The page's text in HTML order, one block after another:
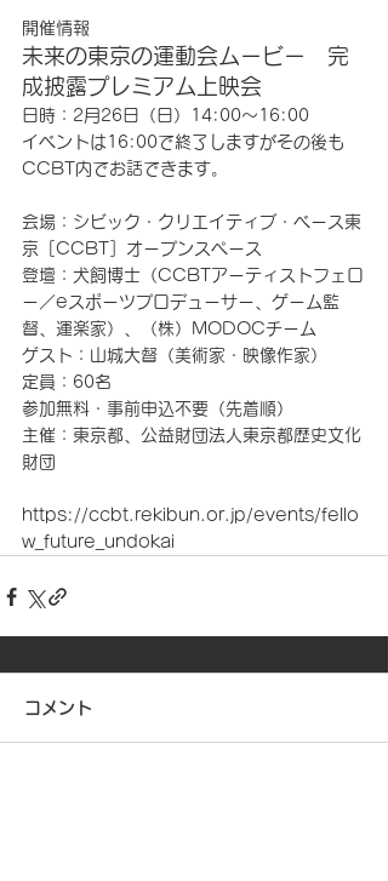
開催情報
未来の東京の運動会ムービー　完
成披露プレミアム上映会
日時：2月26日（日）14:00〜16:00
イベントは16:00で終了しますがその後も
CCBT内でお話できます。
会場：シビック・クリエイティブ・ベース東
京［CCBT］オープンスペース
登壇：犬飼博士（CCBTアーティストフェロ
ー／eスポーツプロデューサー、ゲーム監
督、運楽家）、（株）MODOCチーム
ゲスト：山城大督（美術家・映像作家）
定員：60名
参加無料・事前申込不要（先着順）
主催：東京都、公益財団法人東京都歴史文化
財団
https://ccbt.rekibun.or.jp/events/fello
w_future_undokai
コメント